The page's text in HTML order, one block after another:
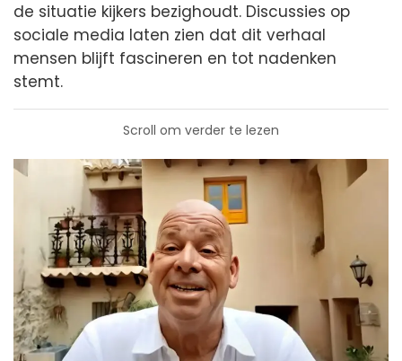
de situatie kijkers bezighoudt. Discussies op
sociale media laten zien dat dit verhaal
mensen blijft fascineren en tot nadenken
stemt.
Scroll om verder te lezen